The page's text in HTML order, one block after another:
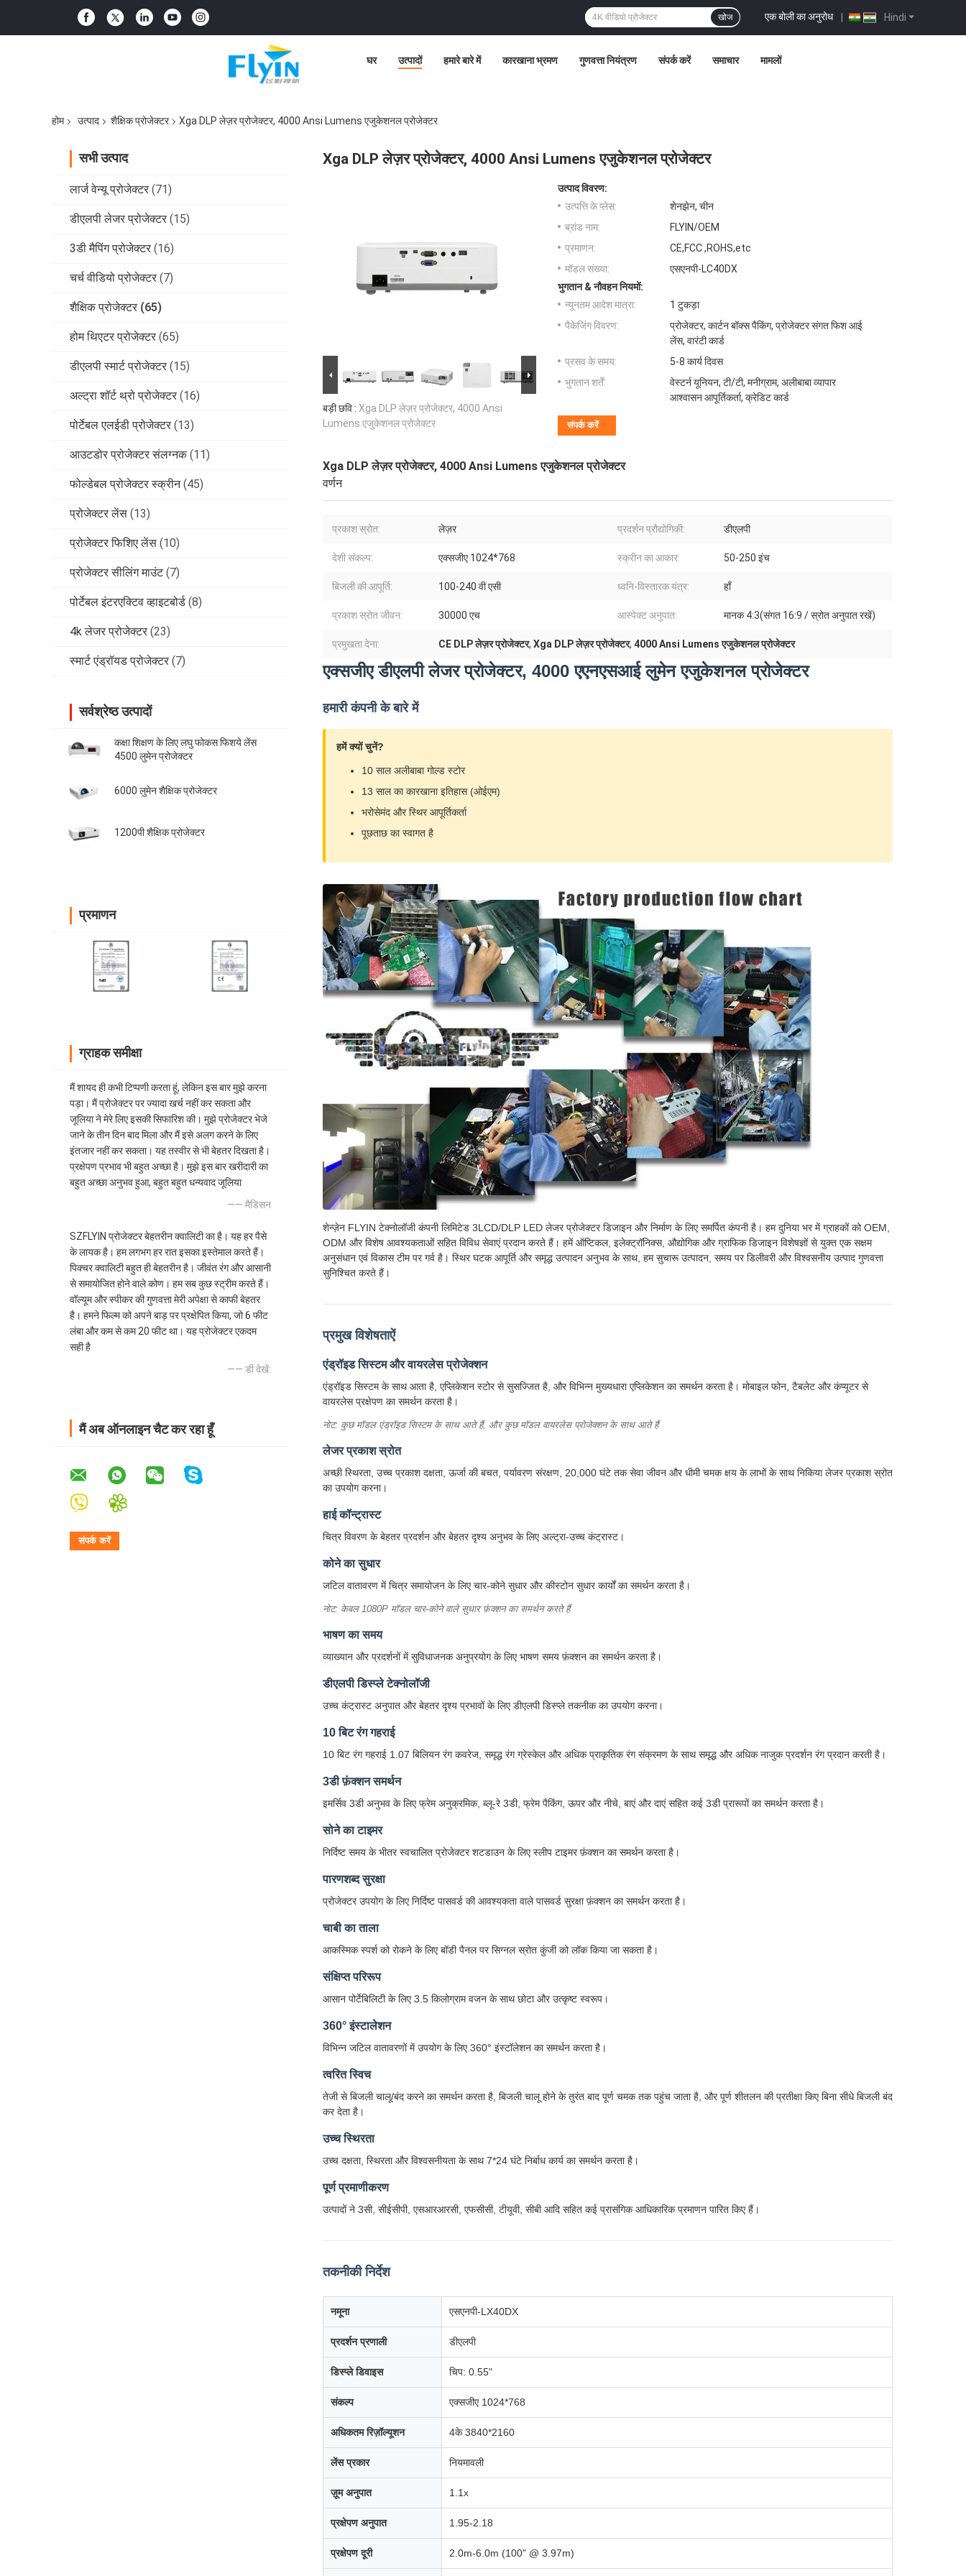
Hindi
एक बोली का अनुरोध |
खोज
घर उत्पादों हमारे बारे में कारखाना भ्रमण गुणवत्ता नियंत्रण संपर्क करें समाचार मामलों
होम उत्पाद शैक्षिक प्रोजेक्टर Xga DLP लेज़र प्रोजेक्टर, 4000 Ansi Lumens एजुकेशनल प्रोजेक्टर
सभी उत्पाद
लार्ज वेन्यू प्रोजेक्टर (71)
डीएलपी लेजर प्रोजेक्टर (15)
3डी मैपिंग प्रोजेक्टर (16)
चर्च वीडियो प्रोजेक्टर (7)
शैक्षिक प्रोजेक्टर (65)
होम थिएटर प्रोजेक्टर (65)
डीएलपी स्मार्ट प्रोजेक्टर (15)
अल्ट्रा शॉर्ट थ्रो प्रोजेक्टर (16)
पोर्टेबल एलईडी प्रोजेक्टर (13)
आउटडोर प्रोजेक्टर संलग्नक (11)
फोल्डेबल प्रोजेक्टर स्क्रीन (45)
प्रोजेक्टर लेंस (13)
प्रोजेक्टर फिशिए लेंस (10)
प्रोजेक्टर सीलिंग माउंट (7)
पोर्टेबल इंटरएक्टिव व्हाइटबोर्ड (8)
4k लेजर प्रोजेक्टर (23)
स्मार्ट एंड्रॉयड प्रोजेक्टर (7)
सर्वश्रेष्ठ उत्पादों
कक्षा शिक्षण के लिए लघु फोकस फिशये लेंस
4500 लुमेन प्रोजेक्टर
6000 लुमेन शैक्षिक प्रोजेक्टर
1200पी शैक्षिक प्रोजेक्टर
प्रमाणन
ग्राहक समीक्षा
मैं शायद ही कभी टिप्पणी करता हूं, लेकिन इस बार मुझे करना
पड़ा। मैं प्रोजेक्टर पर ज्यादा खर्च नहीं कर सकता और
जूलिया ने मेरे लिए इसकी सिफारिश की। मुझे प्रोजेक्टर भेजे
जाने के तीन दिन बाद मिला और मैं इसे अलग करने के लिए
इंतजार नहीं कर सकता। यह तस्वीर से भी बेहतर दिखता है।
प्रक्षेपण प्रभाव भी बहुत अच्छा है। मुझे इस बार खरीदारी का
बहुत अच्छा अनुभव हुआ, बहुत बहुत धन्यवाद जूलिया
—— मैडिसन
SZFLYIN प्रोजेक्टर बेहतरीन क्वालिटी का है। यह हर पैसे
के लायक है। हम लगभग हर रात इसका इस्तेमाल करते हैं।
पिक्चर क्वालिटी बहुत ही बेहतरीन है। जीवंत रंग और आसानी
से समायोजित होने वाले कोण। हम सब कुछ स्ट्रीम करते हैं।
वॉल्यूम और स्पीकर की गुणवत्ता मेरी अपेक्षा से काफी बेहतर
है। हमने फिल्म को अपने बाड़ पर प्रक्षेपित किया, जो 6 फीट
लंबा और कम से कम 20 फीट था। यह प्रोजेक्टर एकदम
सही है
—— डी देखें:
मैं अब ऑनलाइन चैट कर रहा हूँ
Xga DLP लेज़र प्रोजेक्टर, 4000 Ansi Lumens एजुकेशनल प्रोजेक्टर
बड़ी छवि : Xga DLP लेज़र प्रोजेक्टर, 4000 Ansi
Lumens एजुकेशनल प्रोजेक्टर
उत्पाद विवरण:
उत्पत्ति के प्लेस:
शेनझेन, चीन
ब्रांड नाम:
FLYIN/OEM
प्रमाणन:
CE,FCC ,ROHS,etc
मॉडल संख्या:
एसएनपी-LC40DX
भुगतान & नौवहन नियमों:
न्यूनतम आदेश मात्रा:
1 टुकड़ा
पैकेजिंग विवरण:
प्रोजेक्टर, कार्टन बॉक्स पैकिंग, प्रोजेक्टर संगत फिश आई
लेंस, वारंटी कार्ड
प्रसव के समय:
5-8 कार्य दिवस
भुगतान शर्तें:
वेस्टर्न यूनियन, टी/टी, मनीग्राम, अलीबाबा व्यापार
आश्वासन आपूर्तिकर्ता, क्रेडिट कार्ड
संपर्क करें
Xga DLP लेज़र प्रोजेक्टर, 4000 Ansi Lumens एजुकेशनल प्रोजेक्टर
वर्णन
प्रकाश स्रोत: लेज़र प्रदर्शन प्रौद्योगिकी: डीएलपी
देशी संकल्प: एक्सजीए 1024*768 स्क्रीन का आकार: 50-250 इंच
बिजली की आपूर्ति: 100-240 वी एसी ध्वनि-विस्तारक यंत्र: हाँ
प्रकाश स्रोत जीवन: 30000 एच आस्पेक्ट अनुपात: मानक 4:3(संगत 16:9 / स्रोत अनुपात रखें)
प्रमुखता देना: CE DLP लेज़र प्रोजेक्टर, Xga DLP लेज़र प्रोजेक्टर, 4000 Ansi Lumens एजुकेशनल प्रोजेक्टर
एक्सजीए डीएलपी लेजर प्रोजेक्टर, 4000 एएनएसआई लुमेन एजुकेशनल प्रोजेक्टर
हमारी कंपनी के बारे में
हमें क्यों चुनें?
10 साल अलीबाबा गोल्ड स्टोर
13 साल का कारखाना इतिहास (ओईएम)
भरोसेमंद और स्थिर आपूर्तिकर्ता
पूछताछ का स्वागत है
शेन्ज़ेन FLYIN टेक्नोलॉजी कंपनी लिमिटेड 3LCD/DLP LED लेजर प्रोजेक्टर डिजाइन और निर्माण के लिए समर्पित कंपनी है। हम दुनिया भर में ग्राहकों को OEM,
ODM और विशेष आवश्यकताओं सहित विविध सेवाएं प्रदान करते हैं। हमें ऑप्टिकल, इलेक्ट्रॉनिक्स, औद्योगिक और ग्राफिक डिजाइन विशेषज्ञों से युक्त एक सक्षम
अनुसंधान एवं विकास टीम पर गर्व है। स्थिर घटक आपूर्ति और समृद्ध उत्पादन अनुभव के साथ, हम सुचारू उत्पादन, समय पर डिलीवरी और विश्वसनीय उत्पाद गुणवत्ता
सुनिश्चित करते हैं।
प्रमुख विशेषताऐं
एंड्रॉइड सिस्टम और वायरलेस प्रोजेक्शन
एंड्रॉइड सिस्टम के साथ आता है, एप्लिकेशन स्टोर से सुसज्जित है, और विभिन्न मुख्यधारा एप्लिकेशन का समर्थन करता है। मोबाइल फोन, टैबलेट और कंप्यूटर से
वायरलेस प्रक्षेपण का समर्थन करता है।
नोट: कुछ मॉडल एंड्रॉइड सिस्टम के साथ आते हैं, और कुछ मॉडल वायरलेस प्रोजेक्शन के साथ आते हैं
लेजर प्रकाश स्रोत
अच्छी स्थिरता, उच्च प्रकाश दक्षता, ऊर्जा की बचत, पर्यावरण संरक्षण, 20,000 घंटे तक सेवा जीवन और धीमी चमक क्षय के लाभों के साथ निकिया लेजर प्रकाश स्रोत
का उपयोग करना।
हाई कॉन्ट्रास्ट
चित्र विवरण के बेहतर प्रदर्शन और बेहतर दृश्य अनुभव के लिए अल्ट्रा-उच्च कंट्रास्ट।
कोने का सुधार
जटिल वातावरण में चित्र समायोजन के लिए चार-कोने सुधार और कीस्टोन सुधार कार्यों का समर्थन करता है।
नोट: केवल 1080P मॉडल चार-कोने वाले सुधार फ़ंक्शन का समर्थन करते हैं
भाषण का समय
व्याख्यान और प्रदर्शनों में सुविधाजनक अनुप्रयोग के लिए भाषण समय फ़ंक्शन का समर्थन करता है।
डीएलपी डिस्प्ले टेक्नोलॉजी
उच्च कंट्रास्ट अनुपात और बेहतर दृश्य प्रभावों के लिए डीएलपी डिस्प्ले तकनीक का उपयोग करना।
10 बिट रंग गहराई
10 बिट रंग गहराई 1.07 बिलियन रंग कवरेज, समृद्ध रंग ग्रेस्केल और अधिक प्राकृतिक रंग संक्रमण के साथ समृद्ध और अधिक नाजुक प्रदर्शन रंग प्रदान करती है।
3डी फ़ंक्शन समर्थन
इमर्सिव 3डी अनुभव के लिए फ्रेम अनुक्रमिक, ब्लू-रे 3डी, फ्रेम पैकिंग, ऊपर और नीचे, बाएं और दाएं सहित कई 3डी प्रारूपों का समर्थन करता है।
सोने का टाइमर
निर्दिष्ट समय के भीतर स्वचालित प्रोजेक्टर शटडाउन के लिए स्लीप टाइमर फ़ंक्शन का समर्थन करता है।
पारणशब्द सुरक्षा
प्रोजेक्टर उपयोग के लिए निर्दिष्ट पासवर्ड की आवश्यकता वाले पासवर्ड सुरक्षा फ़ंक्शन का समर्थन करता है।
चाबी का ताला
आकस्मिक स्पर्श को रोकने के लिए बॉडी पैनल पर सिग्नल स्रोत कुंजी को लॉक किया जा सकता है।
संक्षिप्त परिरूप
आसान पोर्टेबिलिटी के लिए 3.5 किलोग्राम वजन के साथ छोटा और उत्कृष्ट स्वरूप।
360° इंस्टालेशन
विभिन्न जटिल वातावरणों में उपयोग के लिए 360° इंस्टॉलेशन का समर्थन करता है।
त्वरित स्विच
तेजी से बिजली चालू/बंद करने का समर्थन करता है, बिजली चालू होने के तुरंत बाद पूर्ण चमक तक पहुंच जाता है, और पूर्ण शीतलन की प्रतीक्षा किए बिना सीधे बिजली बंद
कर देता है।
उच्च स्थिरता
उच्च दक्षता, स्थिरता और विश्वसनीयता के साथ 7*24 घंटे निर्बाध कार्य का समर्थन करता है।
पूर्ण प्रमाणीकरण
उत्पादों ने 3सी, सीईसीपी, एसआरआरसी, एफसीसी, टीयूवी, सीबी आदि सहित कई प्रासंगिक आधिकारिक प्रमाणन पारित किए हैं।
तकनीकी निर्देश
नमूना एसएनपी-LX40DX
प्रदर्शन प्रणाली डीएलपी
डिस्प्ले डिवाइस चिप: 0.55"
संकल्प एक्सजीए 1024*768
अधिकतम रिज़ॉल्यूशन 4के 3840*2160
लेंस प्रकार नियमावली
ज़ूम अनुपात 1.1x
प्रक्षेपण अनुपात 1.95-2.18
प्रक्षेपण दूरी 2.0m-6.0m (100" @ 3.97m)